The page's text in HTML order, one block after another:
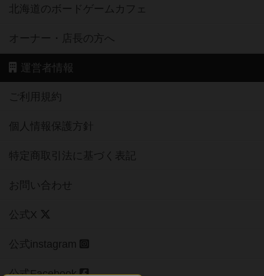
北海道のボードゲームカフェ
オーナー・店長の方へ
運営者情報
ご利用規約
個人情報保護方針
特定商取引法に基づく表記
お問い合わせ
公式X
公式instagram
公式Facebook